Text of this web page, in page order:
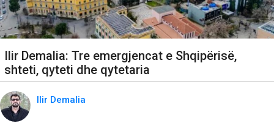
Ilir Demalia: Tre emergjencat e Shqipërisë,
shteti, qyteti dhe qytetaria
Ilir Demalia